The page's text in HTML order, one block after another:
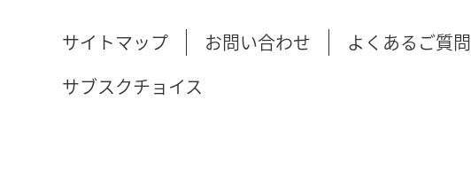
サイトマップ お問い合わせ よくあるご質問
サブスクチョイス